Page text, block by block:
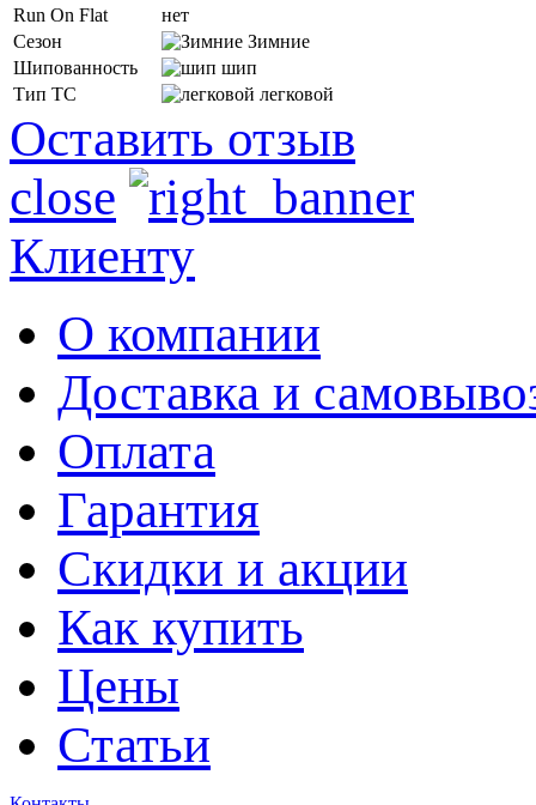
Run On Flat
нет
Сезон
Зимние
Шипованность
шип
Тип ТС
легковой
Оставить отзыв
close
Клиенту
О компании
Доставка и
Оплата
Гарантия
Скидки и акции
Как купить
Цены
Статьи